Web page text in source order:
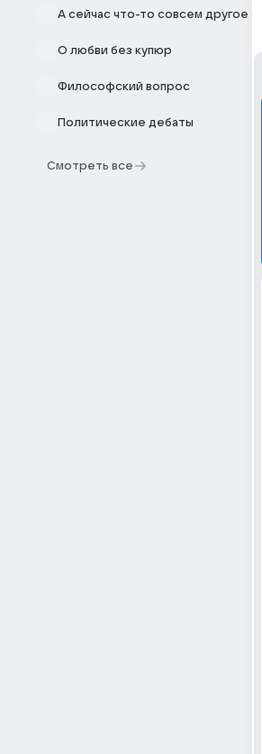
А сейчас что-то совсем другое
О любви без купюр
Философский вопрос
Политические дебаты
Смотреть все